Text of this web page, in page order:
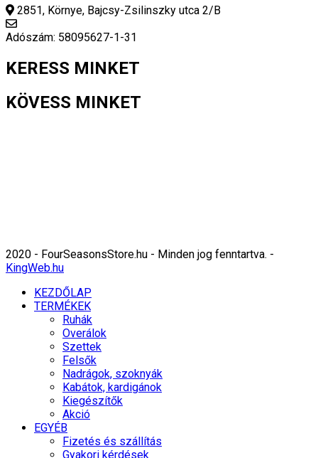
2851, Környe, Bajcsy-Zsilinszky utca 2/B
Adószám: 58095627-1-31
KERESS MINKET
KÖVESS MINKET
2020 - FourSeasonsStore.hu - Minden jog fenntartva. -
KingWeb.hu
KEZDŐLAP
TERMÉKEK
Ruhák
Overálok
Szettek
Felsők
Nadrágok, szoknyák
Kabátok, kardigánok
Kiegészítők
Akció
EGYÉB
Fizetés és szállítás
Gyakori kérdések